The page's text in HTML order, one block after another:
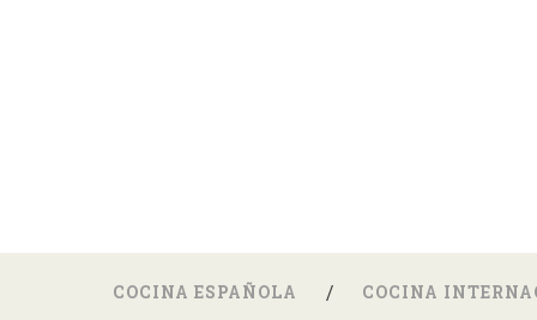
COCINA ESPAÑOLA COCINA